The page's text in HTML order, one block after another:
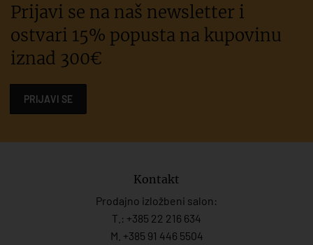
Prijavi se na naš newsletter i
ostvari 15% popusta na kupovinu
iznad 300€
PRIJAVI SE
Kontakt
Prodajno izložbeni salon:
T.: +385 22 216 634
M. +385 91 446 5504